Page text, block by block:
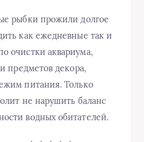
рыбки прожили долгое
как ежедневные так и
очистки аквариума,
предметов декора,
питания. Только
не нарушить баланс
водных обитателей.